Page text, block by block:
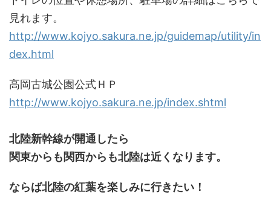
見れます。
http://www.kojyo.sakura.ne.jp/guidemap/utility/in
dex.html
高岡古城公園公式ＨＰ
http://www.kojyo.sakura.ne.jp/index.shtml
北陸新幹線が開通したら
関東からも関西からも北陸は近くなります。
ならば北陸の紅葉を楽しみに行きたい！